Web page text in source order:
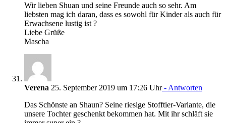
Wir lieben Shuan und seine Freunde auch so sehr. Am
liebsten mag ich daran, dass es sowohl für Kinder als auch für
Erwachsene lustig ist ?
Liebe Grüße
Mascha
Verena 25. September 2019 um 17:26 Uhr- Antworten
Das Schönste an Shaun? Seine riesige Stofftier-Variante, die
unsere Tochter geschenkt bekommen hat. Mit ihr schläft sie